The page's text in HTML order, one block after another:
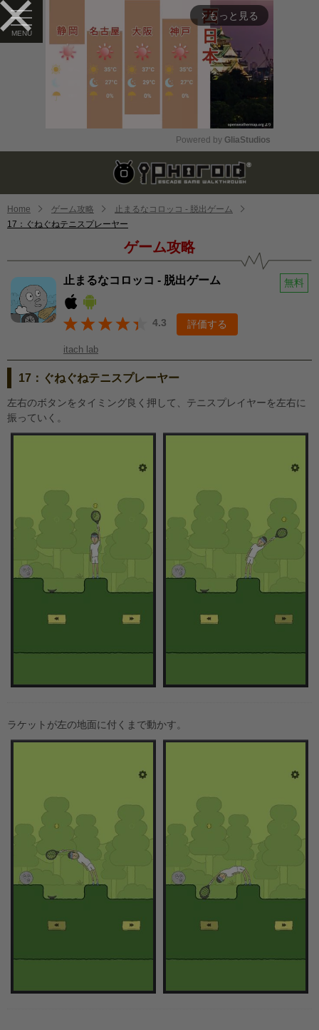
arrow_forward_ios もっと見る
Mute
Powered by GliaStudios
Home ゲーム攻略
止まるなコロッコ - 脱出ゲーム
17：ぐねぐねテニスプレーヤー
ゲーム攻略
止まるなコロッコ - 脱出ゲーム 無料
4.3 評価する
itach lab
17：ぐねぐねテニスプレーヤー
左右のボタンをタイミング良く押して、テニスプレイヤーを左右に
振っていく。
ラケットが左の地面に付くまで動かす。